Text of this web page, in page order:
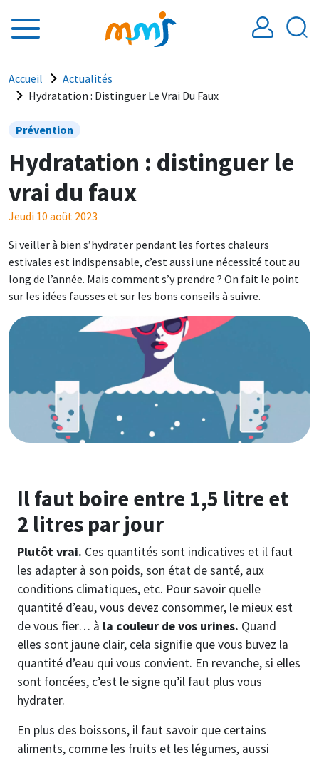
Fil d'Ariane
Accueil
Actualités
Hydratation : Distinguer Le Vrai Du Faux
Prévention
Hydratation : distinguer le
vrai du faux
Jeudi 10 août 2023
Si veiller à bien s’hydrater pendant les fortes chaleurs
estivales est indispensable, c’est aussi une nécessité tout au
long de l’année. Mais comment s’y prendre ? On fait le point
sur les idées fausses et sur les bons conseils à suivre.
Image
Il faut boire entre 1,5 litre et
2 litres par jour
Plutôt vrai. Ces quantités sont indicatives et il faut
les adapter à son poids, son état de santé, aux
conditions climatiques, etc. Pour savoir quelle
quantité d’eau, vous devez consommer, le mieux est
de vous fier… à la couleur de vos urines. Quand
elles sont jaune clair, cela signifie que vous buvez la
quantité d’eau qui vous convient. En revanche, si elles
sont foncées, c’est le signe qu’il faut plus vous
hydrater.
En plus des boissons, il faut savoir que certains
aliments, comme les fruits et les légumes, aussi